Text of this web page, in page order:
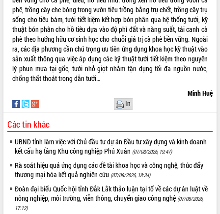
phê, trồng cây che bóng trong vườn tiêu trồng bằng trụ chết, trồng cây trụ
sống cho tiêu bám, tưới tiết kiệm kết hợp bón phân qua hệ thống tưới, kỹ
thuật bón phân cho hồ tiêu dựa vào độ phì đất và năng suất, tái canh cà
phê theo hướng hữu cơ sinh học cho chuỗi giá trị cà phê bền vững. Ngoài
ra, các địa phương cần chú trọng ưu tiên ứng dụng khoa học kỹ thuật vào
sản xuất thông qua việc áp dụng các kỹ thuật tưới tiết kiệm theo nguyên
lý phun mưa tại gốc, tưới nhỏ giọt nhằm tận dụng tối đa nguồn nước,
chống thất thoát trong dẫn tưới…
Minh Huệ
In
Các tin khác
UBND tỉnh làm việc với Chủ đầu tư dự án Đầu tư xây dựng và kinh doanh
kết cấu hạ tầng Khu công nghiệp Phú Xuân (07/08/2026, 19:47)
Rà soát hiệu quả ứng dụng các đề tài khoa học và công nghệ, thúc đẩy
thương mại hóa kết quả nghiên cứu (07/08/2026, 18:34)
Đoàn đại biểu Quốc hội tỉnh Đắk Lắk thảo luận tại tổ về các dự án luật về
nông nghiệp, môi trường, viễn thông, chuyển giao công nghệ (07/08/2026,
17:12)